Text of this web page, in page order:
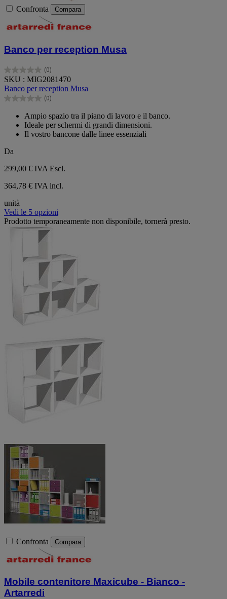
Confronta Compara
Banco per reception Musa
(0)
0.0
su
5
stelle.
SKU : MIG2081470
Banco per reception Musa
(0)
0.0
stelle.
Ampio spazio tra il piano di lavoro e il banco.
Ideale per schermi di grandi dimensioni.
Il vostro bancone dalle linee essenziali
Da
299,00 € IVA Escl.
364,78 € IVA incl.
unità
Vedi le 5 opzioni
Prodotto temporaneamente non disponibile, tornerà presto.
Confronta Compara
Mobile contenitore Maxicube - Bianco -
Artarredi